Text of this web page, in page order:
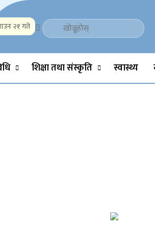
Science, Technology, Social, Media,
२१ गते
शिक्षा तथा संस्कृति स्वास्थ्य